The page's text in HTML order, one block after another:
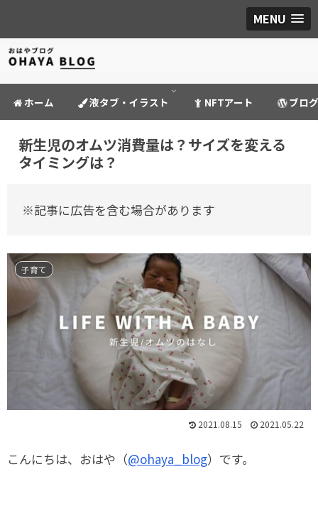
MENU
ホーム 液タブ・イラスト NFTアート ブロ
新生児のオムツ消費量は？サイズを変える
タイミングは？
※記事に広告を含む場合があります
子育て
2021.08.15 2021.05.22
こんにちは、おはや（@ohaya_blog）です。